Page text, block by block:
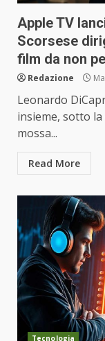
Apple TV
Scorsese
film da non
Redazione
Leonardo
insieme, sotto
mossa...
Read More
Tecnologia